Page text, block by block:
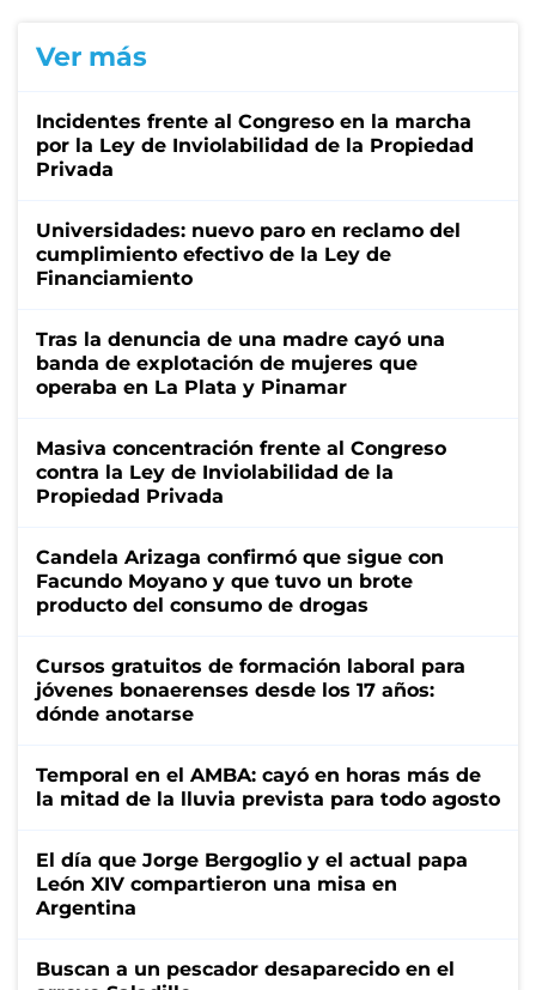
Ver más
Incidentes frente al Congreso en la marcha
por la Ley de Inviolabilidad de la Propiedad
Privada
Universidades: nuevo paro en reclamo del
cumplimiento efectivo de la Ley de
Financiamiento
Tras la denuncia de una madre cayó una
banda de explotación de mujeres que
operaba en La Plata y Pinamar
Masiva concentración frente al Congreso
contra la Ley de Inviolabilidad de la
Propiedad Privada
Candela Arizaga confirmó que sigue con
Facundo Moyano y que tuvo un brote
producto del consumo de drogas
Cursos gratuitos de formación laboral para
jóvenes bonaerenses desde los 17 años:
dónde anotarse
Temporal en el AMBA: cayó en horas más de
la mitad de la lluvia prevista para todo agosto
El día que Jorge Bergoglio y el actual papa
León XIV compartieron una misa en
Argentina
Buscan a un pescador desaparecido en el